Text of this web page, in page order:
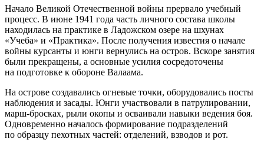
Начало Великой Отечественной войны прервало учебный
процесс. В июне 1941 года часть личного состава школы
находилась на практике в Ладожском озере на шхунах
«Учеба» и «Практика». После получения известия о начале
войны курсанты и юнги вернулись на остров. Вскоре занятия
были прекращены, а основные усилия сосредоточены
на подготовке к обороне Валаама.
На острове создавались огневые точки, оборудовались посты
наблюдения и засады. Юнги участвовали в патрулировании,
марш-бросках, рыли окопы и осваивали навыки ведения боя.
Одновременно началось формирование подразделений
по образцу пехотных частей: отделений, взводов и рот.